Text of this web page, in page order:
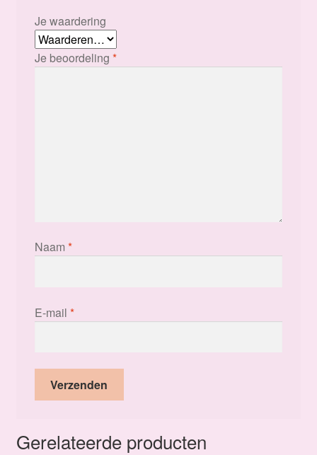
Je waardering
Je beoordeling *
Naam *
E-mail *
Gerelateerde producten